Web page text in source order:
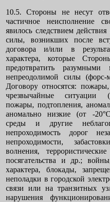
10.5. Стороны не несут
частичное неисполнение
явилось следствием
силы, возникших после
договора и/или в
характера, которые
предотвратить разумными
непреодолимой силы (форс-
Договору относятся:
чрезвычайные ситуации
пожары, подтопления,
аномально низкие (от -
среды и другие
непроходимость дорог
непроходимости,
волнения,
посягательства и др.;
характера, блокады,
неполадки в городской
связи или на транзитных
нарушения